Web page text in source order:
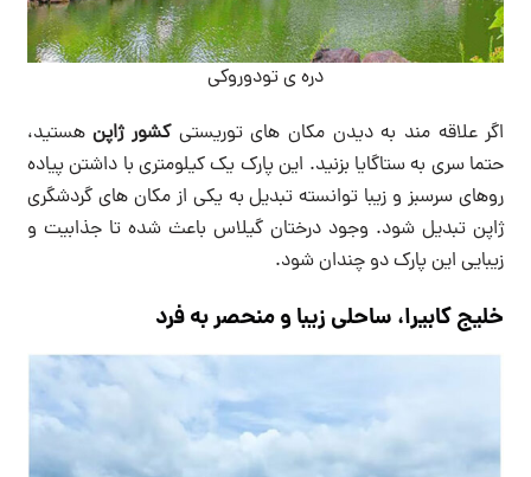
دره ‌ی تودوروکی
اگر علاقه مند به دیدن مکان های توریستیکشور ژاپنهستید،
حتما سری به ستاگایا بزنید. این پارک یک کیلومتری با داشتن پیاده
روهای سرسبز و زیبا توانسته تبدیل به یکی از مکان های گردشگری
ژاپن تبدیل شود. وجود درختان گیلاس باعث شده تا جذابیت و
زیبایی این پارک دو چندان شود.
خلیج کابیرا، ساحلی زیبا و منحصر به فرد